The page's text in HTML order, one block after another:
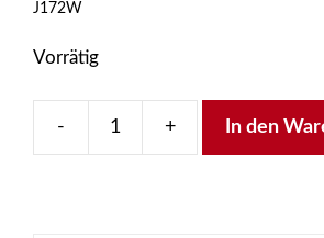
J172W
Vorrätig
- + In den